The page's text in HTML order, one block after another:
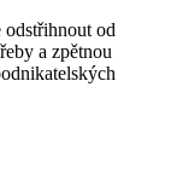
odstřihnout od
a zpětnou